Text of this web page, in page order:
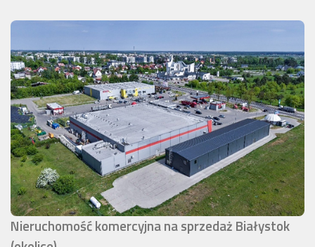
Nieruchomość komercyjna na sprzedaż Białystok